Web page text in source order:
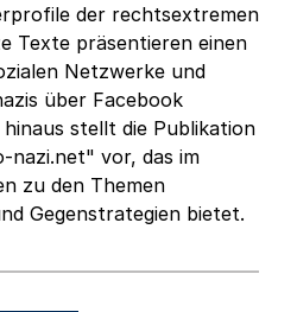
der rechtsextremen
Texte präsentieren einen
Netzwerke und
über Facebook
stellt die Publikation
nazi.net" vor, das im
zu den Themen
Gegenstrategien bietet.